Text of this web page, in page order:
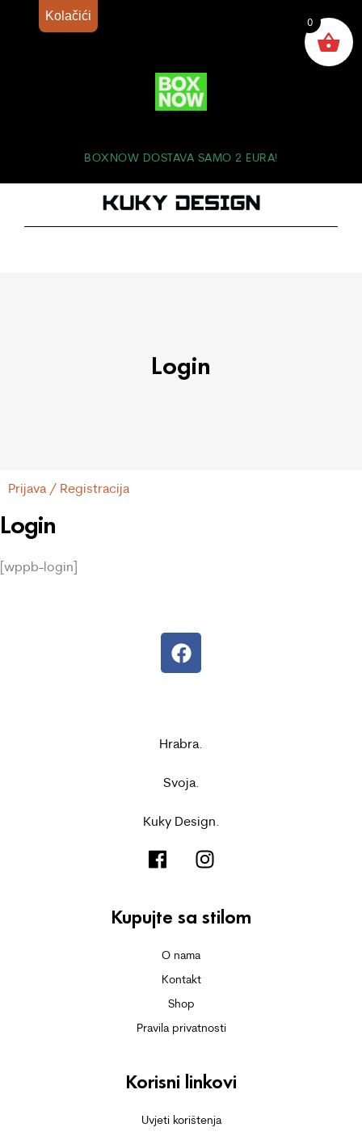
BOXNOW DOSTAVA SAMO 2 EURA!
Login
Prijava / Registracija
Login
[wppb-login]
Hrabra.
Svoja.
Kuky Design.
Kupujte sa stilom
O nama
Kontakt
Shop
Pravila privatnosti
Korisni linkovi
Uvjeti korištenja
0
Kolačići